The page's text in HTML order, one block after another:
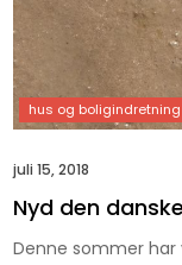
juli 15, 2018
Nyd den
Denne sommer